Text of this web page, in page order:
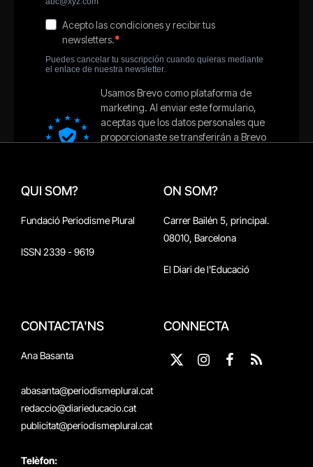
QUI SOM?
Fundació Periodisme Plural
ISSN 2339 - 9619
ON SOM?
Carrer Bailén 5, principal.
08010, Barcelona
El Diari de l'Educació
CONTACTA'NS
Ana Basanta
abasanta@periodismeplural.cat
redaccio@diarieducacio.cat
publicitat@periodismeplural.cat
Telèfon:
CONNECTA
X
Instagram
Facebook
RSS